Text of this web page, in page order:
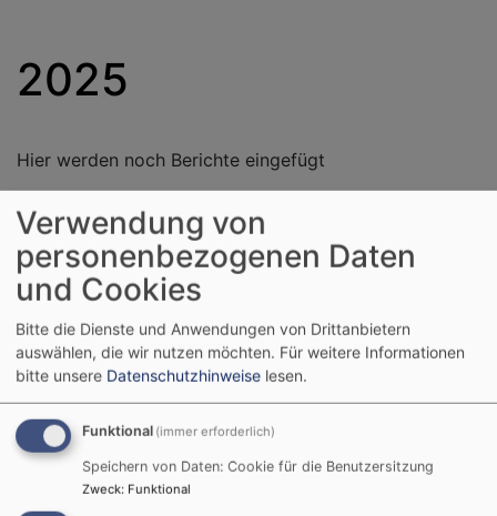
2025
Hier werden noch Berichte eingefügt
Liturgischer Kalender
Nächster Feiertag:
09.08.2026 10. Sonntag nach Trinitatis:
Israelsonntag „Kirche und Israel“
Wochenspruch: Wohl dem Volk, dessen Gott
der HERR ist, dem Volk, das er zum Erbe
Verwendung von
personenbezogenen Daten
und Cookies
Bitte die Dienste und Anwendungen von Drittanbietern
auswählen, die wir nutzen möchten. Für weitere Informationen
bitte unsere Datenschutzhinweise lesen.
Funktional (immer erforderlich)
Speichern von Daten: Cookie für die Benutzersitzung
Zweck: Funktional